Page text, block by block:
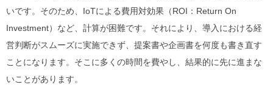
いです。そのため、 IoTによる費用対効果（ROI ： Return On
Investment） など、計算が困難です。それにより、導入における経
営判断がスムーズに実施できず、提案書や企画書を何度も書き直す
ことになります。そこに多くの時間を費やし、結果的に先に進まな
いことがあります。